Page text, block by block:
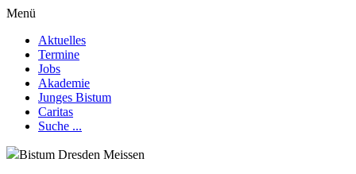
Menü
Aktuelles
Termine
Jobs
Akademie
Junges Bistum
Caritas
Suche ...
Bistum Dresden Meissen